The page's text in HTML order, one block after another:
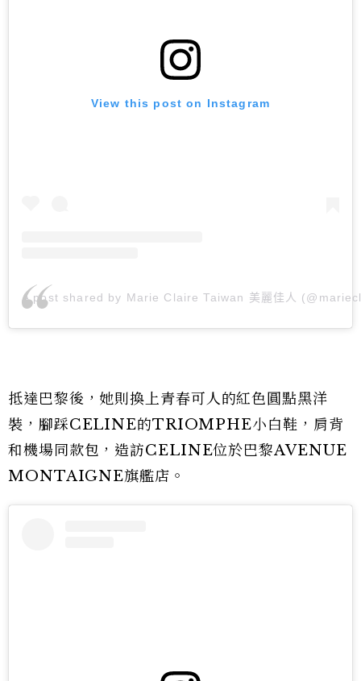
View this post on Instagram
A post shared by Marie Claire Taiwan 美麗佳人
抵達巴黎後，她則換上青春可人的紅色圓點黑洋
裝，腳踩CELINE的TRIOMPHE小白鞋，肩背
和機場同款包，造訪CELINE位於巴黎AVENUE
MONTAIGNE旗艦店。